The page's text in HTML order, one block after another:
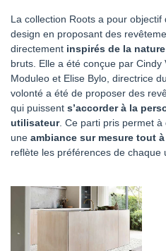
La collection Roots a pour
design en proposant des
directement inspirés de la nature
bruts. Elle a été conçue par
Moduleo et Elise Bylo, directrice
volonté a été de proposer des
qui puissent s’accorder à la
utilisateur. Ce parti pris permet à
une ambiance sur mesure tout
reflète les préférences de chaque